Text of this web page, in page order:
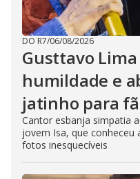
DO R7/06/08/2026
Gusttavo
humildade e
jatinho para
Cantor esbanja simpatia
jovem Isa, que conheceu
fotos inesquecíveis